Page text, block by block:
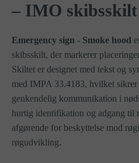
– IMO
Emergency sign - Smoke hood
skibsskilt, der markerer
Skiltet er designet med tekst og
med IMPA 33.4183, hvilket
genkendelig kommunikation i
hurtig identifikation og adgang til
afgørende for beskyttelse mod
røgudvikling.